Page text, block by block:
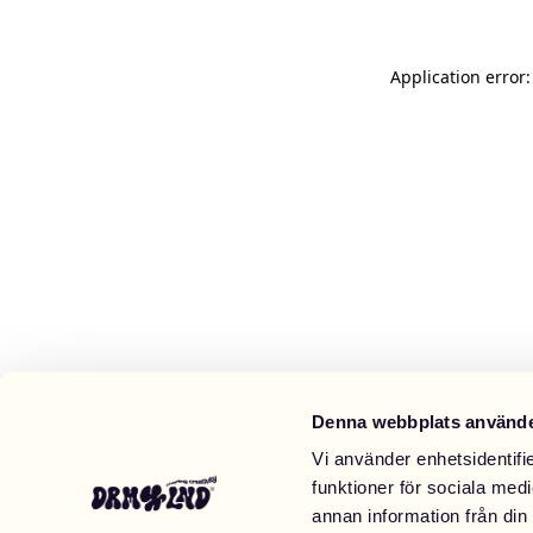
Denna webbplats
Vi använder
funktioner för sociala
annan information från
Application